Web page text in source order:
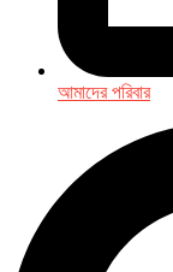
আমাদের পরিবার